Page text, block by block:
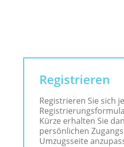
Registrieren
Registrieren Sie sich
Kürze erhalten Sie
persönlichen
Umzugsseite